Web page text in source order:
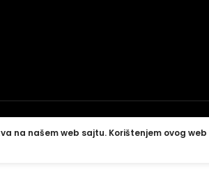
na našem web sajtu. Korištenjem ovog